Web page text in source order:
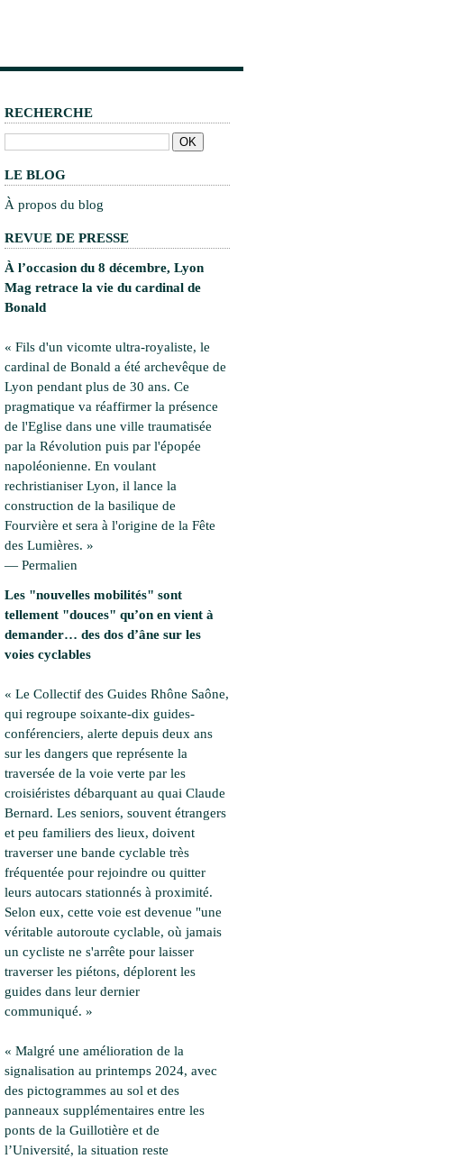
RECHERCHE
LE BLOG
À propos du blog
REVUE DE PRESSE
À l’occasion du 8 décembre, Lyon
Mag retrace la vie du cardinal de
Bonald
« Fils d'un vicomte ultra-royaliste, le
cardinal de Bonald a été archevêque de
Lyon pendant plus de 30 ans. Ce
pragmatique va réaffirmer la présence
de l'Eglise dans une ville traumatisée
par la Révolution puis par l'épopée
napoléonienne. En voulant
rechristianiser Lyon, il lance la
construction de la basilique de
Fourvière et sera à l'origine de la Fête
des Lumières. »
— Permalien
Les "nouvelles mobilités" sont
tellement "douces" qu’on en vient à
demander… des dos d’âne sur les
voies cyclables
« Le Collectif des Guides Rhône Saône,
qui regroupe soixante-dix guides-
conférenciers, alerte depuis deux ans
sur les dangers que représente la
traversée de la voie verte par les
croisiéristes débarquant au quai Claude
Bernard. Les seniors, souvent étrangers
et peu familiers des lieux, doivent
traverser une bande cyclable très
fréquentée pour rejoindre ou quitter
leurs autocars stationnés à proximité.
Selon eux, cette voie est devenue "une
véritable autoroute cyclable, où jamais
un cycliste ne s'arrête pour laisser
traverser les piétons, déplorent les
guides dans leur dernier
communiqué. »
« Malgré une amélioration de la
signalisation au printemps 2024, avec
des pictogrammes au sol et des
panneaux supplémentaires entre les
ponts de la Guillotière et de
l’Université, la situation reste